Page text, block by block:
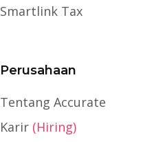
Smartlink Tax
Perusahaan
Tentang Accurate
Karir (Hiring)